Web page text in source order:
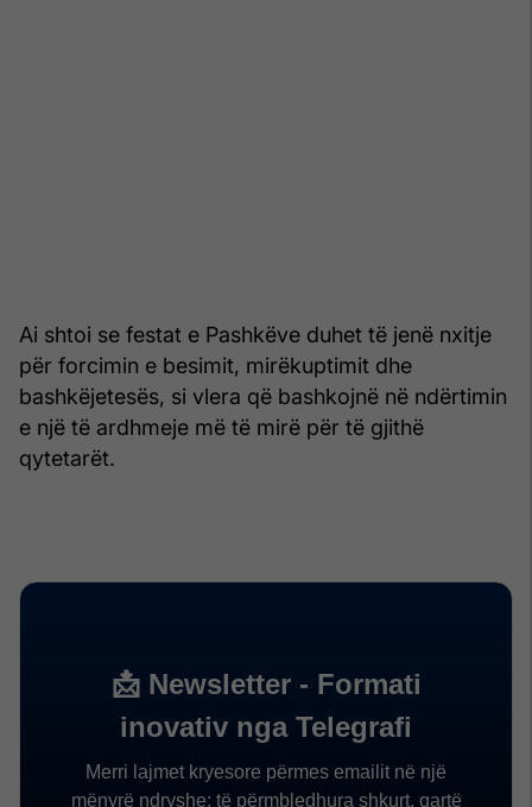
Ai shtoi se festat e Pashkëve duhet të jenë nxitje
për forcimin e besimit, mirëkuptimit dhe
bashkëjetesës, si vlera që bashkojnë në ndërtimin
e një të ardhmeje më të mirë për të gjithë
qytetarët.